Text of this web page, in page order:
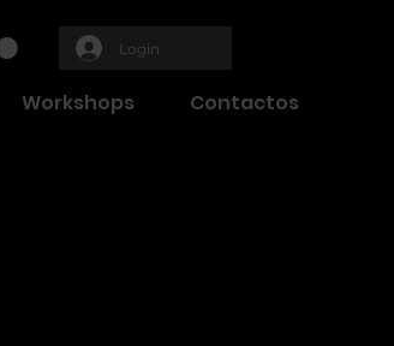
Login
Workshops Contactos